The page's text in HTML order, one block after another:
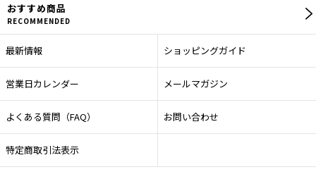
おすすめ商品
RECOMMENDED
最新情報 ショッピングガイド
営業日カレンダー メールマガジン
よくある質問（FAQ） お問い合わせ
特定商取引法表示